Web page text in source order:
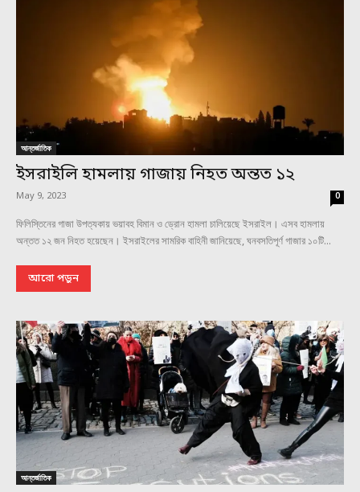
আন্তর্জাতিক
ইসরাইলি হামলায় গাজায় নিহত অন্তত ১২
May 9, 2023 0
ফিলিস্তিনের গাজা উপত্যকায় ভয়াবহ বিমান ও ড্রোন হামলা চালিয়েছে ইসরাইল। এসব হামলায়
অন্তত ১২ জন নিহত হয়েছেন। ইসরাইলের সামরিক বাহিনী জানিয়েছে, ঘনবসতিপূর্ণ গাজার ১০টি...
আরো পড়ুন
আন্তর্জাতিক